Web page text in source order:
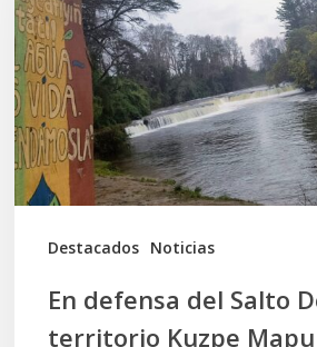
Destacados Noticias
Salto
Donguil
y
el
territorio
Kuzpe
Mapu
En defensa del Salto
territorio Kuzpe Mapu